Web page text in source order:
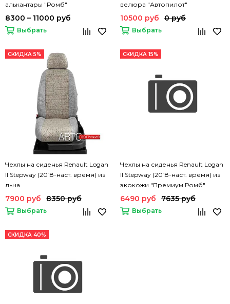
алькантары "Ромб"
8300 – 11000 руб
Выбрать
велюра "Автопилот"
10500 руб 0 руб
Выбрать
СКИДКА 5%
Чехлы на сиденья Renault Logan
II Stepway (2018-наст. время) из
льна
7900 руб 8350 руб
Выбрать
СКИДКА 15%
Чехлы на сиденья Renault Logan
II Stepway (2018-наст. время) из
экокожи "Премиум Ромб"
6490 руб 7635 руб
Выбрать
СКИДКА 40%